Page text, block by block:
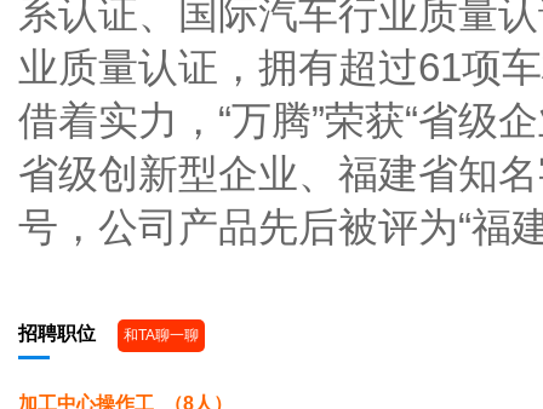
系认证、国际汽车行业质量
业质量认证，拥有超过61项
借着实力，“万腾”荣获“省级
省级创新型企业、福建省知
号，公司产品先后被评为“福
招聘职位 和TA聊一聊
加工中心操作工 （8人）